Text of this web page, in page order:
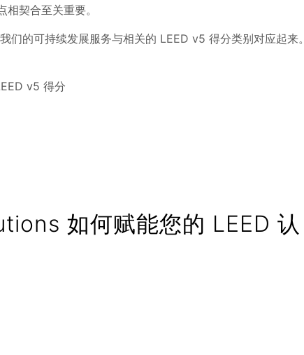
契合至关重要。
的可持续发展服务与相关的 LEED v5 得分类别对应起来。
v5 得分
如何赋能您的 LEED 认